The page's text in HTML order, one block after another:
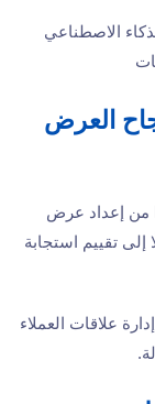
الاصطناعي
العرض
من إعداد عرض
تقييم استجابة
علاقات العملاء